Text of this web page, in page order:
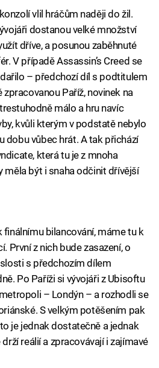
vlil hráčům naději do žil.
dostanou velké množství
dříve, a posunou zaběhnuté
V případě Assassin’s Creed se
– předchozí díl s podtitulem
Paříž, novinek na
málo a hru navíc
kvůli kterým v podstatě nebylo
dobu vůbec hrát. A tak přichází
která tu je z mnoha
měla být i snaha odčinit dřívější
bilancování, máme tu k
První z nich bude zasazení, o
s předchozím dílem
Po Paříži si vývojáři z Ubisoftu
– Londýn – a rozhodli se
S velkým potěšením pak
je jednak dostatečně a jednak
reálií a zpracovávají i zajímavé